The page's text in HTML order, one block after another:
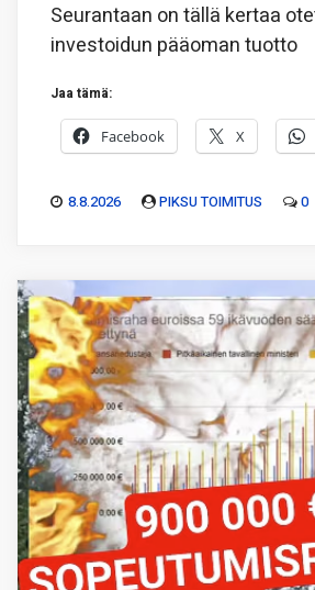
Seurantaan on tällä kertaa
investoidun pääoman tuotto
Jaa tämä:
Facebook X
8.8.2026 PIKSU TOIMITUS 0